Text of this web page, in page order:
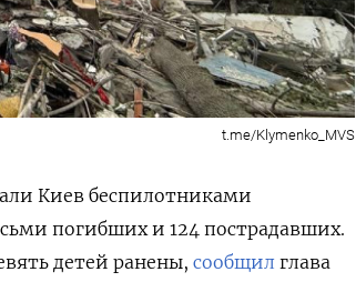
t.me/Klymenko_MVS
Киев беспилотниками
погибших и 124 пострадавших.
детей ранены, сообщил глава